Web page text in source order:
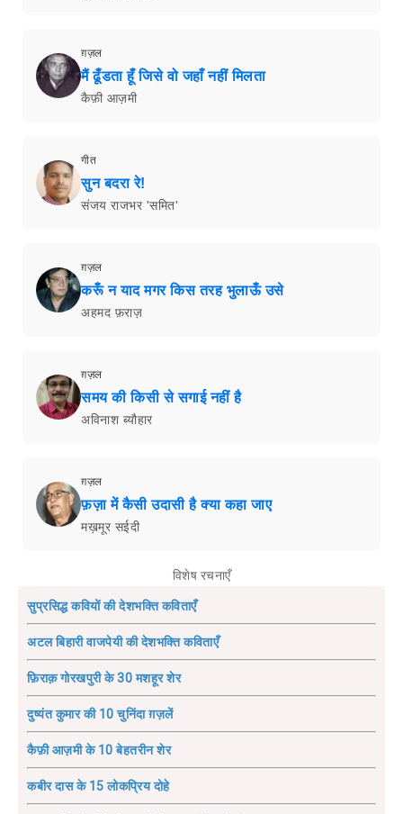
ग़ज़ल
मैं ढूँडता हूँ जिसे वो जहाँ नहीं मिलता
कैफ़ी आज़मी
गीत
सुन बदरा रे!
संजय राजभर 'समित'
ग़ज़ल
करूँ न याद मगर किस तरह भुलाऊँ उसे
अहमद फ़राज़
ग़ज़ल
समय की किसी से सगाई नहीं है
अविनाश ब्यौहार
ग़ज़ल
फ़ज़ा में कैसी उदासी है क्या कहा जाए
मख़मूर सईदी
विशेष रचनाएँ
सुप्रसिद्ध कवियों की देशभक्ति कविताएँ
अटल बिहारी वाजपेयी की देशभक्ति कविताएँ
फ़िराक़ गोरखपुरी के 30 मशहूर शेर
दुष्यंत कुमार की 10 चुनिंदा ग़ज़लें
कैफ़ी आज़मी के 10 बेहतरीन शेर
कबीर दास के 15 लोकप्रिय दोहे